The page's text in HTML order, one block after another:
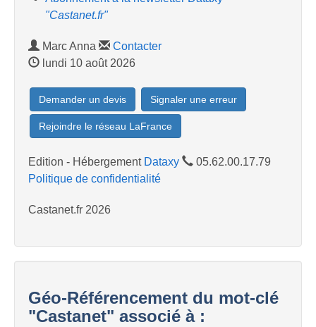
"Castanet.fr"
Marc Anna
Contacter
lundi 10 août 2026
Demander un devis Signaler une erreur
Rejoindre le réseau LaFrance
Edition - Hébergement Dataxy
05.62.00.17.79
Politique de confidentialité
Castanet.fr 2026
Géo-Référencement du mot-clé
"Castanet" associé à :